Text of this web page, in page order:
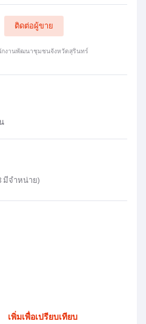
ติดต่อผู้ขาย
งานพัฒนาชุมชนจังหวัดสุรินทร์
มีจำหน่าย)
เพิ่มเพื่อเปรียบเทียบ